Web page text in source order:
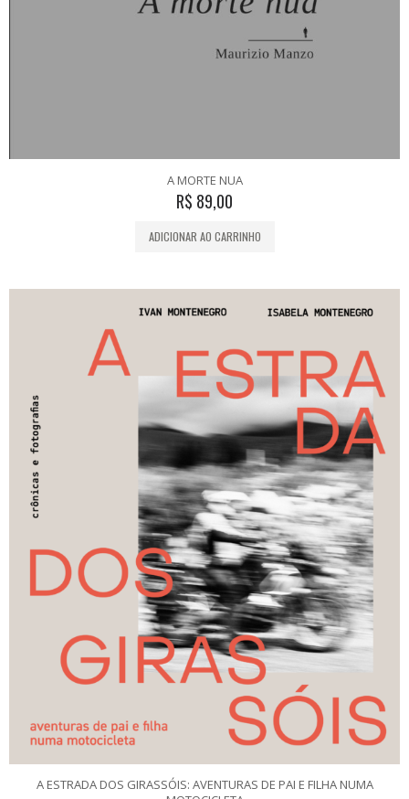
A MORTE NUA
R$ 89,00
ADICIONAR AO CARRINHO
A ESTRADA DOS GIRASSÓIS: AVENTURAS DE PAI E FILHA NUMA